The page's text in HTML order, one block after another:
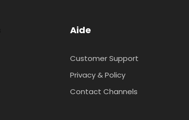
Aide
Customer Support
Privacy & Policy
Contact Channels